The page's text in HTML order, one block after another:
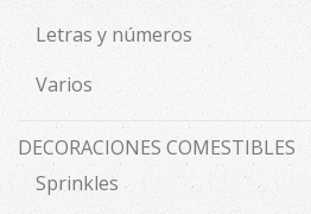
Letras y números
Varios
DECORACIONES COMESTIBLES
Sprinkles